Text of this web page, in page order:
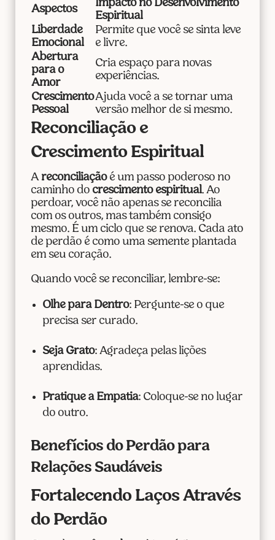
Aspectos
Impacto no Desenvolvimento
Espiritual
Liberdade
Emocional
Permite que você se sinta leve
e livre.
Abertura
para o
Amor
Cria espaço para novas
experiências.
Crescimento
Pessoal
Ajuda você a se tornar uma
versão melhor de si mesmo.
Reconciliação e
Crescimento Espiritual
A reconciliaçãoé um passo poderoso no
caminho do crescimento espiritual. Ao
perdoar, você não apenas se reconcilia
com os outros, mas também consigo
mesmo. É um ciclo que se renova. Cada ato
de perdão é como uma semente plantada
em seu coração.
Quando você se reconciliar, lembre-se:
Olhe para Dentro: Pergunte-se o que
precisa ser curado.
Seja Grato: Agradeça pelas lições
aprendidas.
Pratique a Empatia: Coloque-se no lugar
do outro.
Benefícios do Perdão para
Relações Saudáveis
Fortalecendo Laços Através
do Perdão